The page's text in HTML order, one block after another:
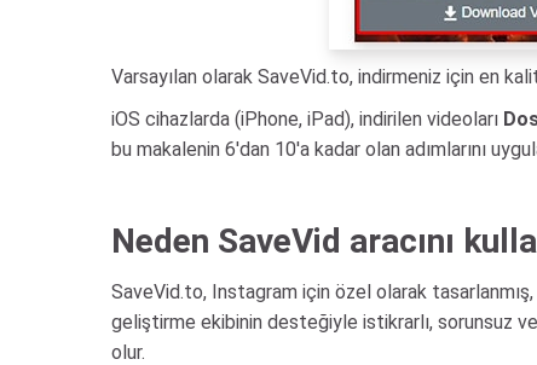
Varsayılan olarak SaveVid.to, indirmeniz için en
iOS cihazlarda (iPhone, iPad), indirilen videoları
bu makalenin 6'dan 10'a kadar olan adımlarını
Neden SaveVid aracını
SaveVid.to, Instagram için özel olarak
geliştirme ekibinin desteğiyle istikrarlı, sorunsuz ve
olur.